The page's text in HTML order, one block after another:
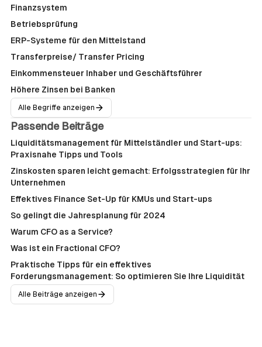
Finanzsystem
Betriebsprüfung
ERP-Systeme für den Mittelstand
Transferpreise/ Transfer Pricing
Einkommensteuer Inhaber und Geschäftsführer
Höhere Zinsen bei Banken
Alle Begriffe anzeigen
Passende Beiträge
Liquiditätsmanagement für Mittelständler und Start-ups:
Praxisnahe Tipps und Tools
Zinskosten sparen leicht gemacht: Erfolgsstrategien für Ihr
Unternehmen
Effektives Finance Set-Up für KMUs und Start-ups
So gelingt die Jahresplanung für 2024
Warum CFO as a Service?
Was ist ein Fractional CFO?
Praktische Tipps für ein effektives
Forderungsmanagement: So optimieren Sie Ihre Liquidität
Alle Beiträge anzeigen